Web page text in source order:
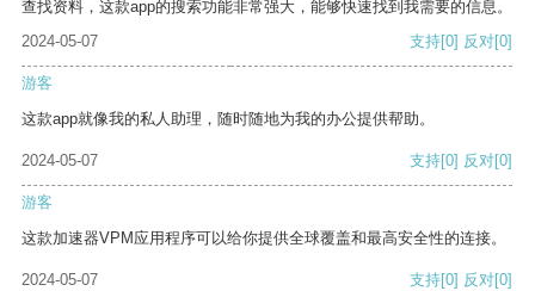
查找资料，这款app的搜索功能非常强大，能够快速找到我需要的信息。
2024-05-07
支持[0] 反对[0]
游客
这款app就像我的私人助理，随时随地为我的办公提供帮助。
2024-05-07 支持[0] 反对[0]
游客
这款加速器VPM应用程序可以给你提供全球覆盖和最高安全性的连接。
2024-05-07 支持[0] 反对[0]